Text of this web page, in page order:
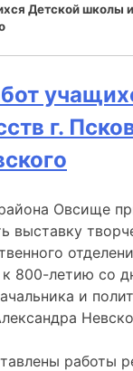
Детской школы
г.
Овсище
выставку
к 800-летию со
и
работы